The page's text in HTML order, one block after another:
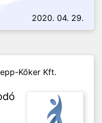
2020. 04. 29.
Kőker Kft.